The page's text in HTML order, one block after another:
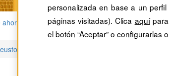
personalizada en base a un
páginas visitadas). Clica aquípara
el botón “Aceptar” o configurarlas